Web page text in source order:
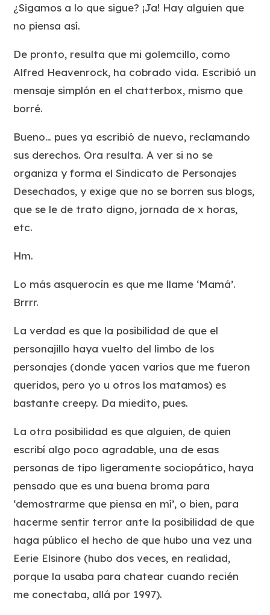
¿Sigamos a lo que sigue? ¡Ja! Hay alguien que
no piensa así.
De pronto, resulta que mi golemcillo, como
Alfred Heavenrock, ha cobrado vida. Escribió un
mensaje simplón en el chatterbox, mismo que
borré.
Bueno… pues ya escribió de nuevo, reclamando
sus derechos. Ora resulta. A ver si no se
organiza y forma el Sindicato de Personajes
Desechados, y exige que no se borren sus blogs,
que se le de trato digno, jornada de x horas,
etc.
Hm.
Lo más asquerocín es que me llame ‘Mamá’.
Brrrr.
La verdad es que la posibilidad de que el
personajillo haya vuelto del limbo de los
personajes (donde yacen varios que me fueron
queridos, pero yo u otros los matamos) es
bastante creepy. Da miedito, pues.
La otra posibilidad es que alguien, de quien
escribí algo poco agradable, una de esas
personas de tipo ligeramente sociopático, haya
pensado que es una buena broma para
‘demostrarme que piensa en mí’, o bien, para
hacerme sentir terror ante la posibilidad de que
haga público el hecho de que hubo una vez una
Eerie Elsinore (hubo dos veces, en realidad,
porque la usaba para chatear cuando recién
me conectaba, allá por 1997).